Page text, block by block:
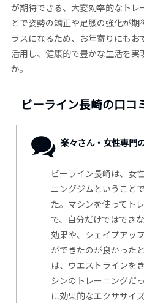
が期待できる、大変効率的なトレ
とで姿勢の矯正や足腰の強化が
ラスになるため、お年寄りにも
活用し、健康的で豊かな生活を実
か。
ビーライン長崎の口コ
楽々さん・女性専門
ビーライン長崎は、女
ニングジムということ
た。マシンを使ってト
で、自分だけではでき
効果や、シェイプアッ
ができたのが良かった
は、ウエストラインを
シンのトレーニングだ
に効果的なエクササイ